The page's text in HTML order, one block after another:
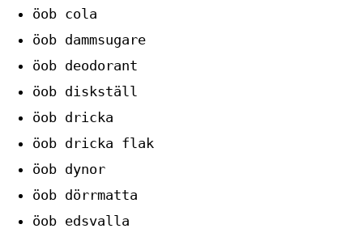
öob cola
öob dammsugare
öob deodorant
öob diskställ
öob dricka
öob dricka flak
öob dynor
öob dörrmatta
öob edsvalla